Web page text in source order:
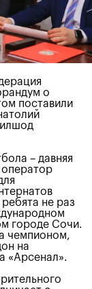
о
поставили
– давняя
не раз
городе Сочи.
чемпионом,
на
«Арсенал».